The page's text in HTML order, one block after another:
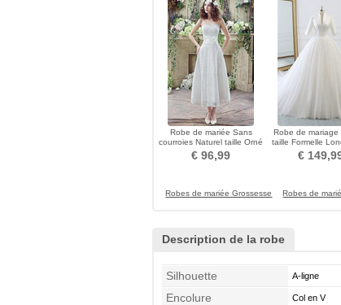
Robe de mariée Sans
courroies Naturel taille Orné
de Rosette
€ 96,99
Robe de mariage
taille Formelle
en V De plein
€
Robes de mariée Grossesse Robes de
Description de la robe
Silhouette A-ligne
Encolure Col en V